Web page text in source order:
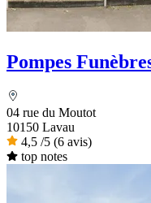
Pompes
04 rue du Moutot
10150 Lavau
4,5 /5 (6 avis)
top notes